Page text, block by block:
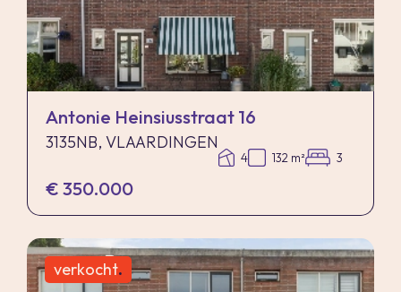
Antonie Heinsiusstraat 16
3135NB, VLAARDINGEN
4 132 m² 3
€ 350.000
verkocht.